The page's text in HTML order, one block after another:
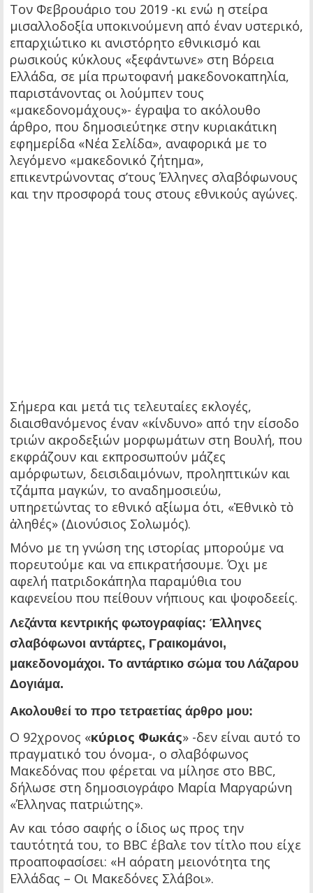
Τον Φεβρουάριο του 2019 -κι ενώ η στείρα
μισαλλοδοξία υποκινούμενη από έναν υστερικό,
επαρχιώτικο κι ανιστόρητο εθνικισμό και
ρωσικούς κύκλους «ξεφάντωνε» στη Βόρεια
Ελλάδα, σε μία πρωτοφανή μακεδονοκαπηλία,
παριστάνοντας οι λούμπεν τους
«μακεδονομάχους»- έγραψα το ακόλουθο
άρθρο, που δημοσιεύτηκε στην κυριακάτικη
εφημερίδα «Νέα Σελίδα», αναφορικά με το
λεγόμενο «μακεδονικό ζήτημα»,
επικεντρώνοντας σ’τους Έλληνες σλαβόφωνους
και την προσφορά τους στους εθνικούς αγώνες.
Σήμερα και μετά τις τελευταίες εκλογές,
διαισθανόμενος έναν «κίνδυνο» από την είσοδο
τριών ακροδεξιών μορφωμάτων στη Βουλή, που
εκφράζουν και εκπροσωπούν μάζες
αμόρφωτων, δεισιδαιμόνων, προληπτικών και
τζάμπα μαγκών, το αναδημοσιεύω,
υπηρετώντας το εθνικό αξίωμα ότι, «Ἐθνικὸ τὸ
ἀληθές» (Διονύσιος Σολωμός).
Μόνο με τη γνώση της ιστορίας μπορούμε να
πορευτούμε και να επικρατήσουμε. Όχι με
αφελή πατριδοκάπηλα παραμύθια του
καφενείου που πείθουν νήπιους και ψοφοδεείς.
Λεζάντα κεντρικής φωτογραφίας: Έλληνες
σλαβόφωνοι αντάρτες, Γραικομάνοι,
μακεδονομάχοι. Το αντάρτικο σώμα του Λάζαρου
Δογιάμα.
Ακολουθεί το προ τετραετίας άρθρο μου:
Ο 92χρονος «κύριος Φωκάς» -δεν είναι αυτό το
πραγματικό του όνομα-, ο σλαβόφωνος
Μακεδόνας που φέρεται να μίλησε στο BBC,
δήλωσε στη δημοσιογράφο Μαρία Μαργαρώνη
«Έλληνας πατριώτης».
Αν και τόσο σαφής ο ίδιος ως προς την
ταυτότητά του, το BBC έβαλε τον τίτλο που είχε
προαποφασίσει: «Η αόρατη μειονότητα της
Ελλάδας – Οι Μακεδόνες Σλάβοι».